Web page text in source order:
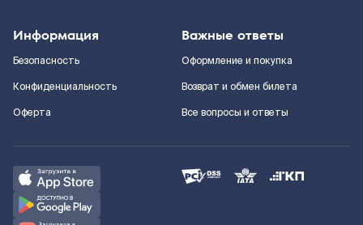
Информация
Безопасность
Конфиденциальность
Оферта
Важные ответы
Оформление и покупка
Возврат и обмен билета
Все вопросы и ответы